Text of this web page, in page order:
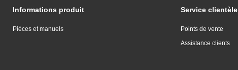
Informations produit
Pièces et manuels
Service clientèle
Points de vente
Assistance clients